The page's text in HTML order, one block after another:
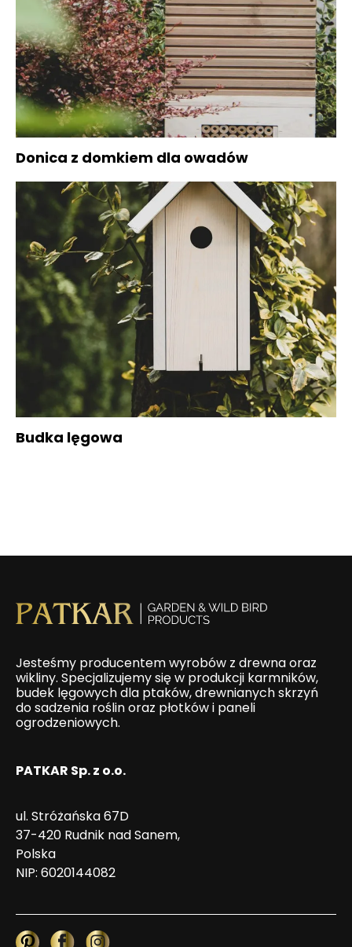
Donica z domkiem dla owadów
Budka lęgowa
Jesteśmy producentem wyrobów z drewna oraz
wikliny. Specjalizujemy się w produkcji karmników,
budek lęgowych dla ptaków, drewnianych skrzyń
do sadzenia roślin oraz płotków i paneli
ogrodzeniowych.
PATKAR Sp. z o.o.
ul. Stróżańska 67D
37-420 Rudnik nad Sanem,
Polska
NIP: 6020144082